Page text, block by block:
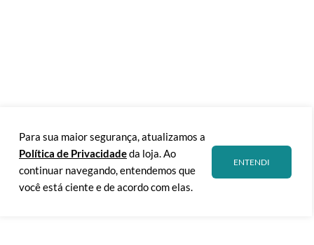
Para sua maior segurança, atualizamos a
Política de Privacidadeda loja. Ao
continuar navegando, entendemos que
você está ciente e de acordo com elas.
ENTENDI